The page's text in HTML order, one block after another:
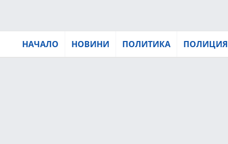
НАЧАЛО НОВИНИ ПОЛИТИКА ПОЛИЦИЯ